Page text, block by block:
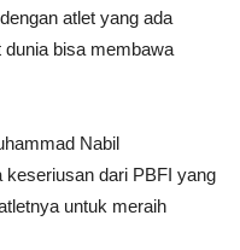
atlet yang ada
dunia bisa membawa
Nabil
dari PBFI yang
untuk meraih